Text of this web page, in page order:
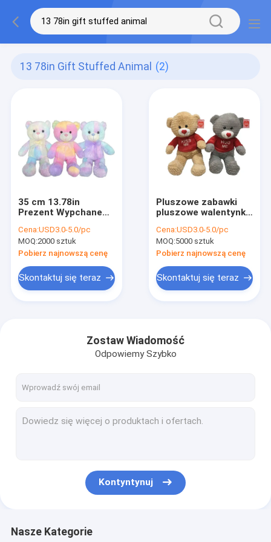
13 78in Gift Stuffed Animal (2)
35 cm 13.78in
Prezent Wypchane
Jasnoróżowy Tie Dye
Funkcja nagrywania
misia
Cena:USD3.0-5.0/pc
MOQ:2000 sztuk
Pobierz najnowszą cenę
Skontaktuj się teraz
Pluszowe zabawki
pluszowe walentynki
Cena:USD3.0-5.0/pc
MOQ:5000 sztuk
Pobierz najnowszą cenę
Skontaktuj się teraz
Zostaw Wiadomość
Odpowiemy Szybko
Kontyntynuj
Nasze Kategorie